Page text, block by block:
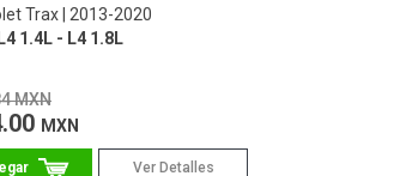
Trax
2013-2020
1.4L - L4 1.8L
MXN
MXN
Ver Detalles